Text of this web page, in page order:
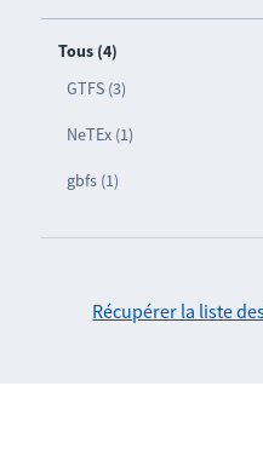
Tous (4)
GTFS (3)
NeTEx (1)
gbfs (1)
Récupérer la liste